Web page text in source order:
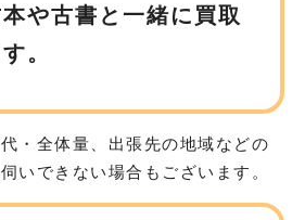
や古書と一緒に買取
。
・全体量、出張先の地域などの
いできない場合もございます。